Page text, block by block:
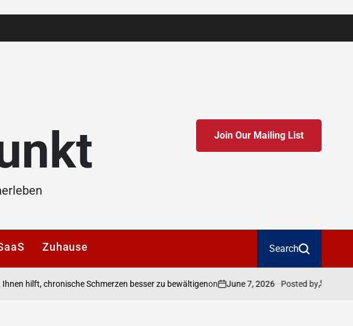
Join Our Mailing List
Zuhause Search
hilft, chronische Schmerzen besser zu bewältigenon June 7, 2026 Posted by Annett